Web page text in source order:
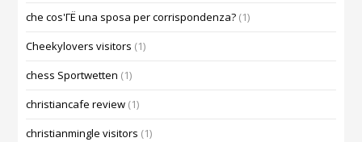
che cos'ГЁ una sposa per corrispondenza? (1)
Cheekylovers visitors (1)
chess Sportwetten (1)
christiancafe review (1)
christianmingle visitors (1)